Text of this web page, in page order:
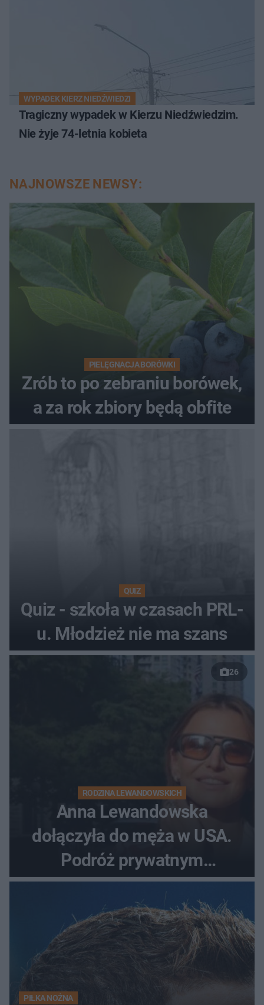
WYPADEK KIERZ NIEDŹWIEDZI
Tragiczny wypadek w Kierzu Niedźwiedzim.
Nie żyje 74-letnia kobieta
NAJNOWSZE NEWSY:
PIELĘGNACJA BORÓWKI
Zrób to po zebraniu borówek,
a za rok zbiory będą obfite
QUIZ
Quiz - szkoła w czasach PRL-
u. Młodzież nie ma szans
26
RODZINA LEWANDOWSKICH
Anna Lewandowska
dołączyła do męża w USA.
Podróż prywatnym
odrzutowcem to dopiero
początek!
PIŁKA NOŻNA